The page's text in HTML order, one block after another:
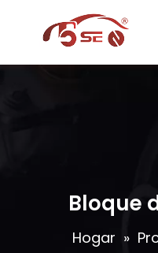
Bloque
Hogar »